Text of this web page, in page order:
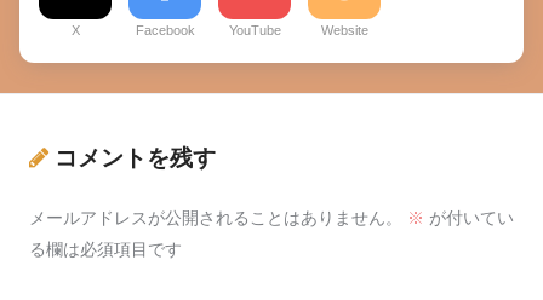
X Facebook YouTube Website
コメントを残す
メールアドレスが公開されることはありません。 ※ が付いてい
る欄は必須項目です